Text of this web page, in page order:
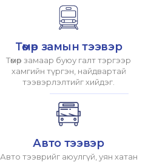
Төмөр замын тээвэр
Төмөр замаар буюу галт тэргээр
хамгийн түргэн, найдвартай
тээвэрлэлтийг хийдэг.
Авто тээвэр
Авто тээврийг аюулгүй, уян хатан